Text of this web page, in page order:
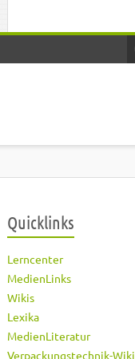
Quicklinks
Lerncenter
MedienLinks
Wikis
Lexika
MedienLiteratur
Verpackungstechnik-Wiki